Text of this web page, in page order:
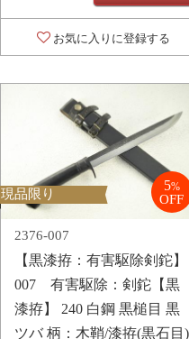
お気に入りに登録する
現品限り
5%
OFF
2376-007
【黒漆拵：有害駆除剣鉈】
007 有害駆除：剣鉈【黒
漆拵】 240 白鋼 黒槌目 黒
ツバ 柄：木鞘/漆拵(黒石目)